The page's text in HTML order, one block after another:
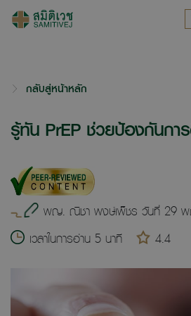
กลับสู่หน้าหลัก
รู้ทัน PrEP ช่วยป้องกันกา
พญ. ณิชา พงษ์เพ็ชร วันที่ 29 พ
เวลาในการอ่าน 5 นาที
4.4